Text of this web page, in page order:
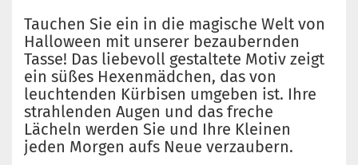
Tauchen Sie ein in die magische Welt von
Halloween mit unserer bezaubernden
Tasse! Das liebevoll gestaltete Motiv zeigt
ein süßes Hexenmädchen, das von
leuchtenden Kürbisen umgeben ist. Ihre
strahlenden Augen und das freche
Lächeln werden Sie und Ihre Kleinen
jeden Morgen aufs Neue verzaubern.